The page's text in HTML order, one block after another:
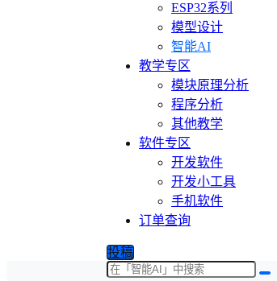
ESP32系列
模型设计
智能AI
教学专区
模块原理分析
程序分析
其他教学
软件专区
开发软件
开发小工具
手机软件
订单查询
投稿